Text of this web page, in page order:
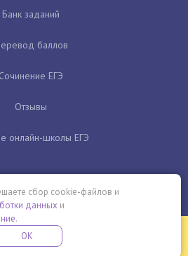
Банк заданий
баллов
Сочинение ЕГЭ
Отзывы
онлайн-школы ЕГЭ
школа
С ПОЛЬЗОЙ
сбор cookie-файлов и
данных и
.
OK